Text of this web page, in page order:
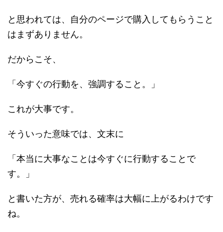
と思われては、自分のページで購入してもらうこと
はまずありません。
だからこそ、
「今すぐの行動を、強調すること。」
これが大事です。
そういった意味では、文末に
「本当に大事なことは今すぐに行動することで
す。」
と書いた方が、売れる確率は大幅に上がるわけです
ね。